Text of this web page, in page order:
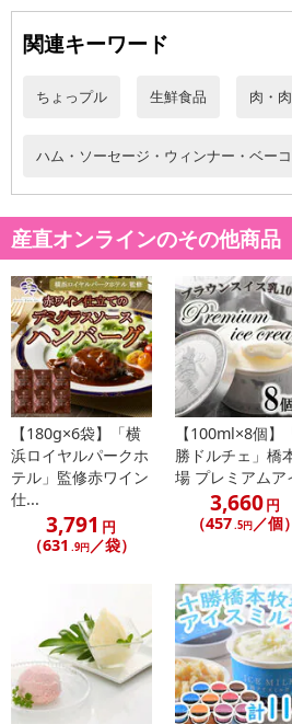
・原材料/材質/素材：【ロースハム】豚
ンC)、発色剤(特 K、 酸Na)、香辛料抽
料(アミン ノ酸等)、リン酸塩(Na)、酸化
ン】豚バラ肉、 砂糖、ぶどう味料(アミ
ミンC)、発色剤( 亜硝酸Na)、B 料会出物
らびきウインナー】 豚肉、食塩、香辛
水あめ、砂糖）/リン酸塩ナトリウム、
防止剤（ビタミンC）、酸味料、発色剤
【ブラートブルスト】豚肉、食塩、香
トリウム、調味料（アミノ酸等）、酸
辛料抽出物、酸味料（一部に豚肉含む
参国産）、玉ねぎ（国産）セロリ（ア
産）、食用米油（国内製造）、米酢（
麦を含む）、砂糖、食塩、香辛料/調味
・アレルギー表示：小麦・豚肉・大豆
注意事項
【賞味・消費期限のある商品について】
商品到着時点でのお日持ち期間は、配
のでご了承ください。
【キャンセルについて】
※お申込み後のキャンセルはお受けでき
関連キーワード
ちょっプル 生鮮食品 肉・
ハム・ソーセージ・ウィンナー・ベー
産直オンラインのその他商品
【180g×6袋】「横
浜ロイヤルパークホ
テル」監修赤ワイン
仕...
3,791 円
（631 .9円／袋）
【100ml×8個】
勝ドルチェ」橋
場 プレミアムア
3,660円
（457.5円 ／個）